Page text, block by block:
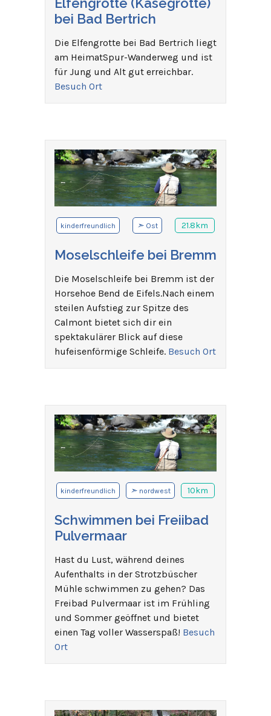
bei Bad Bertrich
Die Elfengrotte bei Bad Bertrich liegt
am HeimatSpur-Wanderweg und ist
für Jung und Alt gut erreichbar.
Besuch Ort
kinderfreundlich ➣ Ost 21.8km
Moselschleife bei Bremm
Die Moselschleife bei Bremm ist der
Horsehoe Bend de Eifels.Nach einem
steilen Aufstieg zur Spitze des
Calmont bietet sich dir ein
spektakulärer Blick auf diese
hufeisenförmige Schleife. Besuch Ort
kinderfreundlich ➣ nordwest 10km
Schwimmen bei Freiibad
Pulvermaar
Hast du Lust, während deines
Aufenthalts in der Strotzbüscher
Mühle schwimmen zu gehen? Das
Freibad Pulvermaar ist im Frühling
und Sommer geöffnet und bietet
einen Tag voller Wasserspaß! Besuch
Ort